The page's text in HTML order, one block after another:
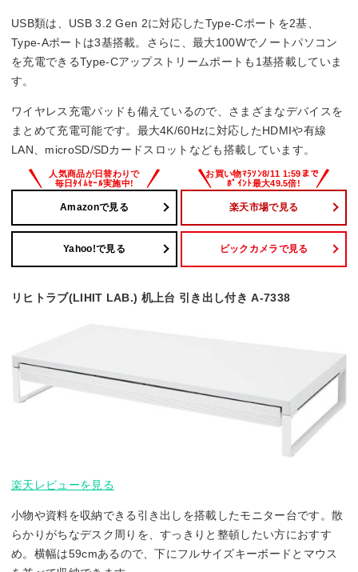
USB類は、USB 3.2 Gen 2に対応したType-Cポートを2基、
Type-Aポートは3基搭載。さらに、最大100Wでノートパソコン
を充電できるType-Cアップストリームポートも1基搭載していま
す。
ワイヤレス充電パッドも備えているので、さまざまなデバイスを
まとめて充電可能です。最大4K/60Hzに対応したHDMIや有線
LAN、microSD/SDカードスロットなども搭載しています。
Amazonで見る 楽天市場で見る
Yahoo!で見る ビックカメラで見る
リヒトラブ(LIHIT LAB.) 机上台 引き出し付き A-7338
楽天レビューを見る
小物や資料を収納できる引き出しを搭載したモニター台です。散
らかりがちなデスク周りを、すっきりと整頓したい方におすす
め。横幅は59cmあるので、下にフルサイズキーボードとマウス